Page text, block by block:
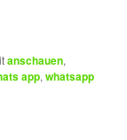
anschauen,
app,whatsapp